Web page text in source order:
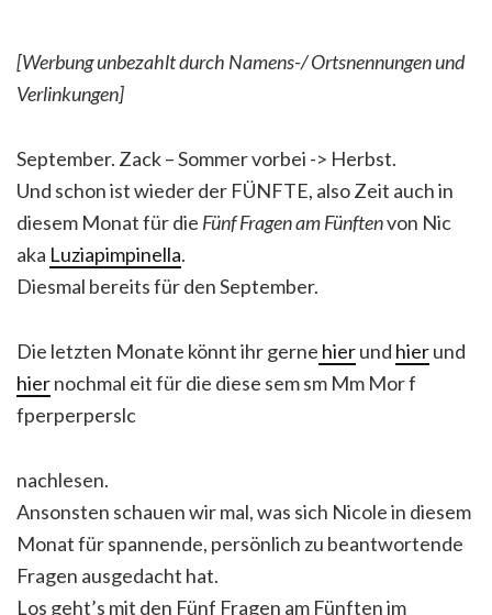
[Werbung unbezahlt durch Namens-/ Ortsnennungen und
Verlinkungen]
September. Zack – Sommer vorbei -> Herbst.
Und schon ist wieder der FÜNFTE, also Zeit auch in
diesem Monat für die Fünf Fragen am Fünftenvon Nic
aka Luziapimpinella.
Diesmal bereits für den September.
Die letzten Monate könnt ihr gerne hierund hierund
hiernochmal eit für die diese sem sm Mm Mor f
fperperperslc
nachlesen.
Ansonsten schauen wir mal, was sich Nicole in diesem
Monat für spannende, persönlich zu beantwortende
Fragen ausgedacht hat.
Los geht’s mit den Fünf Fragen am Fünften im